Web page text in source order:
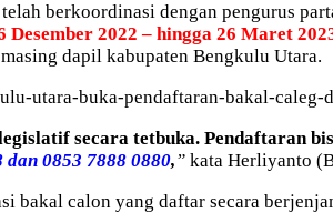
berkoordinasi dengan pengurus
Desember 2022 – hingga 26 Maret
dapil kabupaten Bengkulu Utara.
utara-buka-pendaftaran-bakal-caleg-
secara tetbuka. Pendaftaran
dan 0853 7888 0880,” kata Herliyanto
calon yang daftar secara